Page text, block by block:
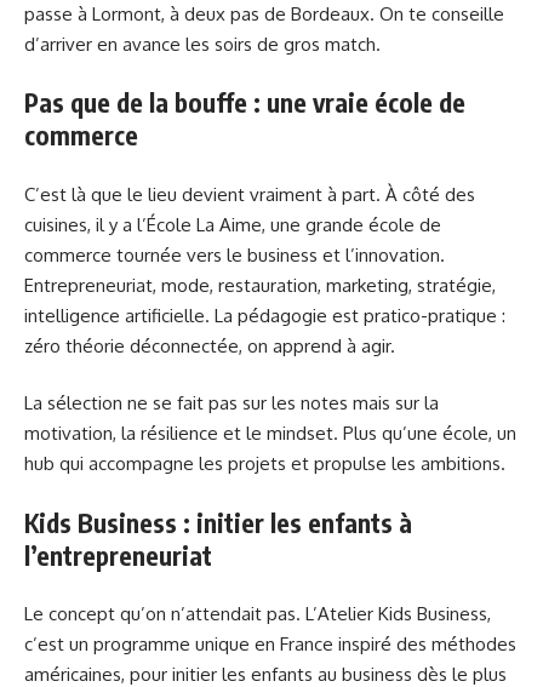
passe à Lormont, à deux pas de Bordeaux. On te conseille
d’arriver en avance les soirs de gros match.
Pas que de la bouffe : une vraie école de
commerce
C’est là que le lieu devient vraiment à part. À côté des
cuisines, il y a l’École La Aime, une grande école de
commerce tournée vers le business et l’innovation.
Entrepreneuriat, mode, restauration, marketing, stratégie,
intelligence artificielle. La pédagogie est pratico-pratique :
zéro théorie déconnectée, on apprend à agir.
La sélection ne se fait pas sur les notes mais sur la
motivation, la résilience et le mindset. Plus qu’une école, un
hub qui accompagne les projets et propulse les ambitions.
Kids Business : initier les enfants à
l’entrepreneuriat
Le concept qu’on n’attendait pas. L’Atelier Kids Business,
c’est un programme unique en France inspiré des méthodes
américaines, pour initier les enfants au business dès le plus